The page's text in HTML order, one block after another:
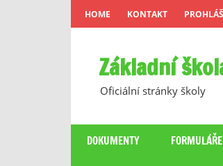
Skip
to
HOME KONTAKT
Základní
Oficiální stránky školy
DOKUMENTY FORMULÁŘE